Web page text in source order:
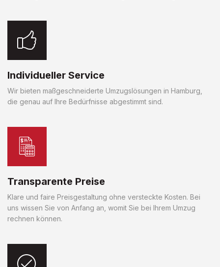
Individueller Service
Wir bieten maßgeschneiderte Umzugslösungen in Hamburg,
die genau auf Ihre Bedürfnisse abgestimmt sind.
Transparente Preise
Klare und faire Preisgestaltung ohne versteckte Kosten. Bei
uns wissen Sie von Anfang an, womit Sie bei Ihrem Umzug
rechnen können.